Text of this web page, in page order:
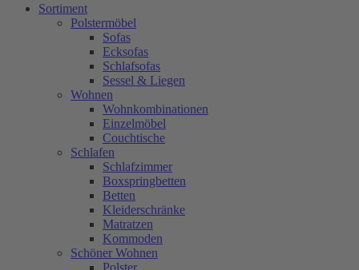
Sortiment
Polstermöbel
Sofas
Ecksofas
Schlafsofas
Sessel & Liegen
Wohnen
Wohnkombinationen
Einzelmöbel
Couchtische
Schlafen
Schlafzimmer
Boxspringbetten
Betten
Kleiderschränke
Matratzen
Kommoden
Schöner Wohnen
Polster